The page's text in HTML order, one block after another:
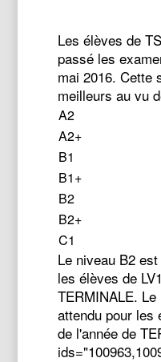
Les élèves de
passé les
mai 2016. Cette
meilleurs au vu
A2
A2+
B1
B1+
B2
B2+
C1
Le niveau B2
les élèves de
TERMINALE.
attendu pour les
de l'année de